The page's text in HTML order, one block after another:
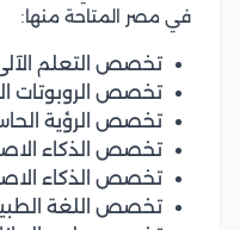
في مصر المتاحة منها:
تخصص التعلم
تخصص الروبوتات
تخصص الرؤية
تخصص الذكاء
تخصص الذكاء
تخصص اللغة